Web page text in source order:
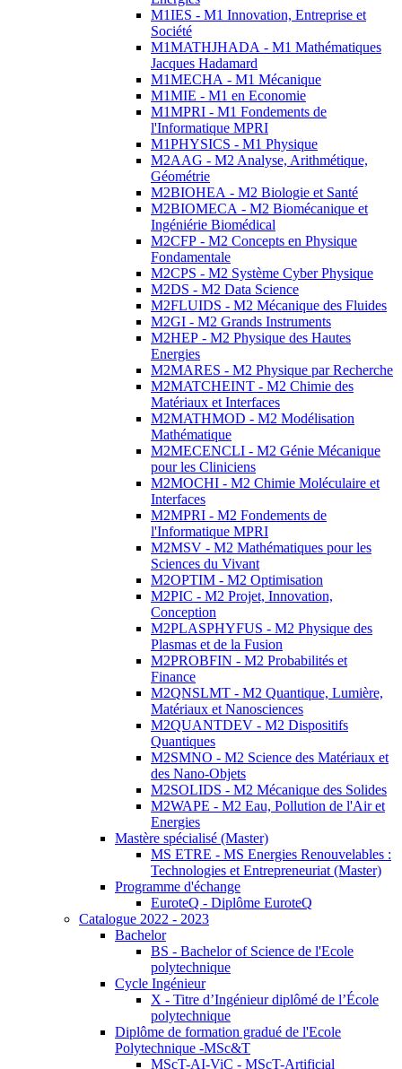
M1IES - M1 Innovation, Entreprise et
Société
M1MATHJHADA - M1 Mathématiques
Jacques Hadamard
M1MECHA - M1 Mécanique
M1MIE - M1 en Economie
M1MPRI - M1 Fondements de
l'Informatique MPRI
M1PHYSICS - M1 Physique
M2AAG - M2 Analyse, Arithmétique,
Géométrie
M2BIOHEA - M2 Biologie et Santé
M2BIOMECA - M2 Biomécanique et
Ingéniérie Biomédical
M2CFP - M2 Concepts en Physique
Fondamentale
M2CPS - M2 Système Cyber Physique
M2DS - M2 Data Science
M2FLUIDS - M2 Mécanique des Fluides
M2GI - M2 Grands Instruments
M2HEP - M2 Physique des Hautes
Energies
M2MARES - M2 Physique par Recherche
M2MATCHEINT - M2 Chimie des
Matériaux et Interfaces
M2MATHMOD - M2 Modélisation
Mathématique
M2MECENCLI - M2 Génie Mécanique
pour les Cliniciens
M2MOCHI - M2 Chimie Moléculaire et
Interfaces
M2MPRI - M2 Fondements de
l'Informatique MPRI
M2MSV - M2 Mathématiques pour les
Sciences du Vivant
M2OPTIM - M2 Optimisation
M2PIC - M2 Projet, Innovation,
Conception
M2PLASPHYFUS - M2 Physique des
Plasmas et de la Fusion
M2PROBFIN - M2 Probabilités et
Finance
M2QNSLMT - M2 Quantique, Lumière,
Matériaux et Nanosciences
M2QUANTDEV - M2 Dispositifs
Quantiques
M2SMNO - M2 Science des Matériaux et
des Nano-Objets
M2SOLIDS - M2 Mécanique des Solides
M2WAPE - M2 Eau, Pollution de l'Air et
Energies
Mastère spécialisé (Master)
MS ETRE - MS Energies Renouvelables :
Technologies et Entrepreneuriat (Master)
Programme d'échange
EuroteQ - Diplôme EuroteQ
Catalogue 2022 - 2023
Bachelor
BS - Bachelor of Science de l'Ecole
polytechnique
Cycle Ingénieur
X - Titre d’Ingénieur diplômé de l’École
polytechnique
Diplôme de formation gradué de l'Ecole
Polytechnique -MSc&T
MScT-AI-ViC - MScT-Artificial